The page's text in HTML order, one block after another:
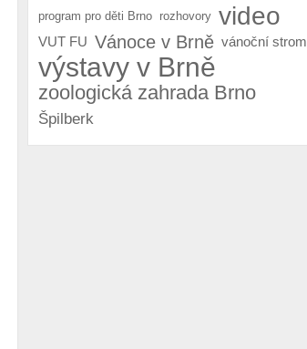
program pro děti Brno rozhovory video
VUT FU Vánoce v Brně vánoční strom
výstavy v Brně
zoologická zahrada Brno
Špilberk